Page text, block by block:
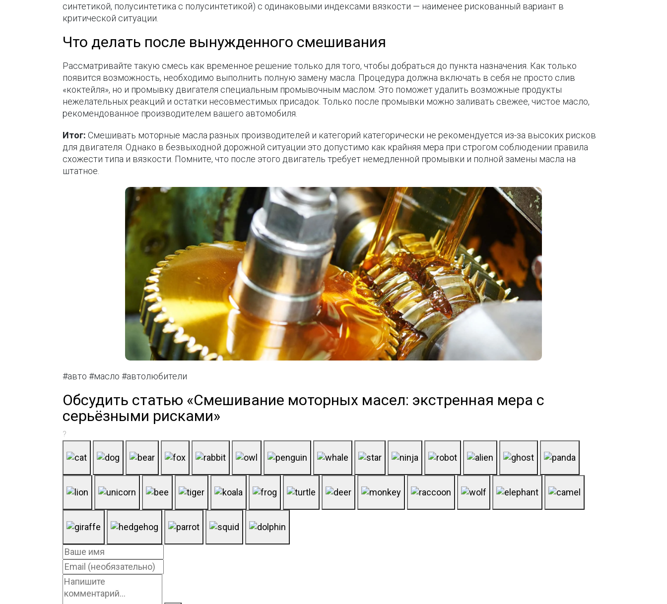
синтетикой, полусинтетика с полусинтетикой) с одинаковыми индексами вязкости — наименее рискованный вариант в
критической ситуации.
Что делать после вынужденного смешивания
Рассматривайте такую смесь как временное решение только для того, чтобы добраться до пункта назначения. Как только
появится возможность, необходимо выполнить полную замену масла. Процедура должна включать в себя не просто слив
«коктейля», но и промывку двигателя специальным промывочным маслом. Это поможет удалить возможные продукты
нежелательных реакций и остатки несовместимых присадок. Только после промывки можно заливать свежее, чистое масло,
рекомендованное производителем вашего автомобиля.
Итог: Смешивать моторные масла разных производителей и категорий категорически не рекомендуется из-за высоких рисков
для двигателя. Однако в безвыходной дорожной ситуации это допустимо как крайняя мера при строгом соблюдении правила
схожести типа и вязкости. Помните, что после этого двигатель требует немедленной промывки и полной замены масла на
штатное.
#авто #масло #автолюбители
Обсудить статью «Смешивание моторных масел: экстренная мера с
серьёзными рисками»
?